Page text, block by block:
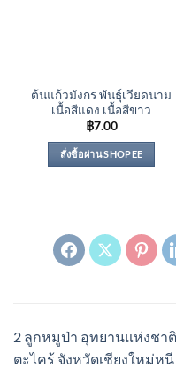
ต้นแก้วมังกร พันธุ์เวียดนาม
เนื้อสีแดง เนื้อสีขาว
฿7.00
สั่งซื้อผ่าน SHOPEE
2 ลูกหมูป่า อุทยานแห่งชา
ตะไคร้ จังหวัดเชียงใหม่หนี